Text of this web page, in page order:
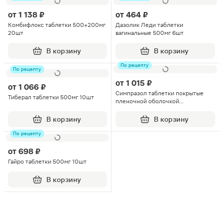
от 1 138 ₽
Комбифлокс таблетки 500+200мг
20шт
В корзину
от 464 ₽
Дазолик Леди таблетки
вагинальные 500мг 6шт
В корзину
По рецепту
от 1 066 ₽
Тиберал таблетки 500мг 10шт
В корзину
По рецепту
от 1 015 ₽
Симпразол таблетки покрытые
пленочной оболочкой
В корзину
По рецепту
от 698 ₽
Гайро таблетки 500мг 10шт
В корзину